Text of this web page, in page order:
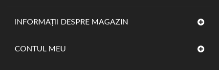
INFORMAȚII DESPRE MAGAZIN
CONTUL MEU